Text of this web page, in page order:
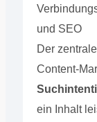
und SEO
Der
Content-
ein Inhalt